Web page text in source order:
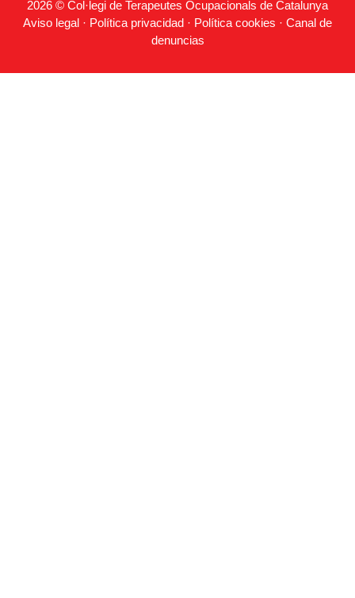
2026 © Col·legi de Terapeutes Ocupacionals de Catalunya
Aviso legal · Política privacidad · Política cookies · Canal de
denuncias